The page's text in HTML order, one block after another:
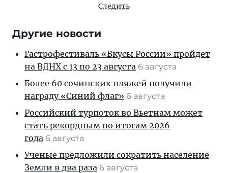
Следить
Другие новости
Гастрофестиваль «Вкусы России» пройдет
на ВДНХ с 13 по 23 августа 6 августа
Более 60 сочинских пляжей получили
награду «Синий флаг» 6 августа
Российский турпоток во Вьетнам может
стать рекордным по итогам 2026
года 6 августа
Ученые предложили сократить население
Земли в два раза 6 августа